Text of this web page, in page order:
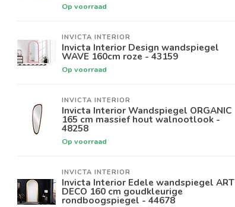
Op voorraad
INVICTA INTERIOR
Invicta Interior Design wandspiegel
WAVE 160cm roze - 43159
Op voorraad
INVICTA INTERIOR
Invicta Interior Wandspiegel ORGANIC
165 cm massief hout walnootlook -
48258
Op voorraad
INVICTA INTERIOR
Invicta Interior Edele wandspiegel ART
DECO 160 cm goudkleurige
rondboogspiegel - 44678